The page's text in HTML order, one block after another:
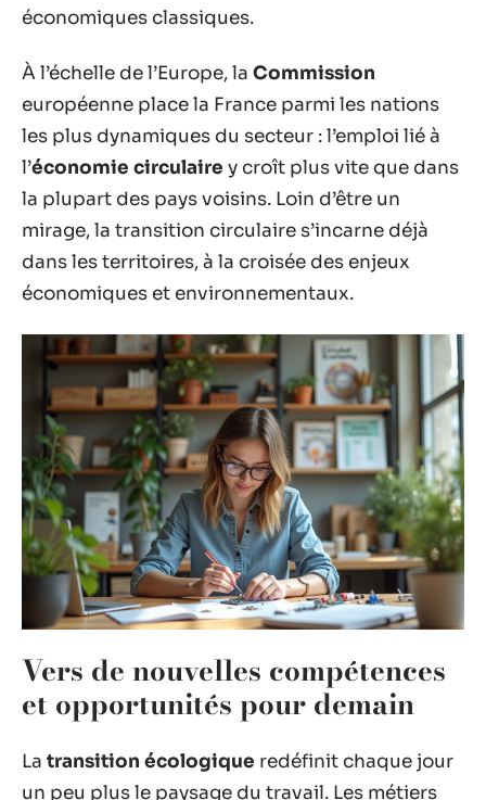
économiques classiques.
À l’échelle de l’Europe, la Commission
européenne place la France parmi les nations
les plus dynamiques du secteur : l’emploi lié à
l’économie circulaire y croît plus vite que dans
la plupart des pays voisins. Loin d’être un
mirage, la transition circulaire s’incarne déjà
dans les territoires, à la croisée des enjeux
économiques et environnementaux.
Vers de nouvelles compétences
et opportunités pour demain
La transition écologique redéfinit chaque jour
un peu plus le paysage du travail. Les métiers